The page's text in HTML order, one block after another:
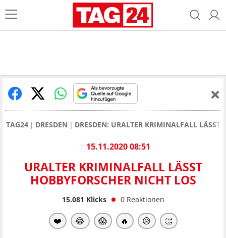
TAG24 DRESDEN DRESDEN: URALTER KRIMINALFALL LÄSST
15.11.2020 08:51
URALTER KRIMINALFALL LÄSST
HOBBYFORSCHER NICHT LOS
15.081 Klicks 0 Reaktionen
❤️ 😂 😱 🔥 😥 👏